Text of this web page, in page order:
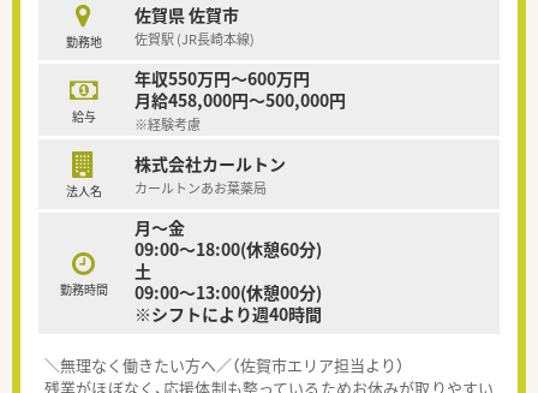
勤務地
佐賀県 佐賀市
佐賀駅 (JR長崎本線)
給与
年収550万円～600万円
月給458,000円～500,000円
※経験考慮
法人名
株式会社カールトン
カールトンあお葉薬局
勤務時間
月～金
09:00～18:00(休憩60分)
土
09:00～13:00(休憩00分)
※シフトにより週40時間
＼無理なく働きたい方へ／（佐賀市エリア担当より）
残業がほぼなく、応援体制も整っているためお休みが取りやすい